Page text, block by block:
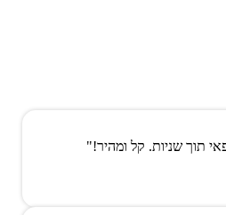
תוך שניות. קל ומהיר!"